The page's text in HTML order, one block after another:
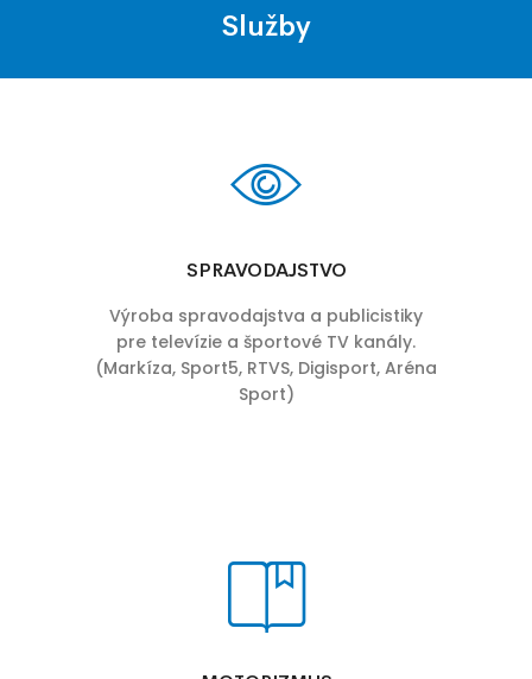
Služby
SPRAVODAJSTVO
Výroba spravodajstva a publicistiky
pre televízie a športové TV kanály.
(Markíza, Sport5, RTVS, Digisport, Aréna
Sport)